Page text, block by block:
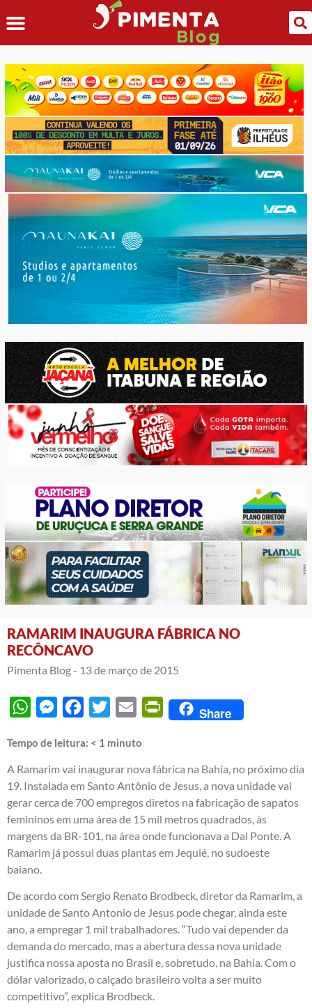
RAMARIM INAUGURA FÁBRICA NO
RECÔNCAVO
Pimenta Blog - 13 de março de 2015
WhatsAppMessengerFacebook
Twitter Email PrintFriendly
Share
Tempo de leitura: < 1 minuto
A Ramarim vai inaugurar nova fábrica na Bahia, no próximo dia
19. Instalada em Santo Antônio de Jesus, a nova unidade vai
gerar cerca de 700 empregos diretos na fabricação de sapatos
femininos em uma área de 15 mil metros quadrados, às
margens da BR-101, na área onde funcionava a Dal Ponte. A
Ramarim já possui duas plantas em Jequié, no sudoeste
baiano.
De acordo com Sergio Renato Brodbeck, diretor da Ramarim, a
unidade de Santo Antonio de Jesus pode chegar, ainda este
ano, a empregar 1 mil trabalhadores. “Tudo vai depender da
demanda do mercado, mas a abertura dessa nova unidade
justifica nossa aposta no Brasil e, sobretudo, na Bahia. Com o
dólar valorizado, o calçado brasileiro volta a ser muito
competitivo”, explica Brodbeck.